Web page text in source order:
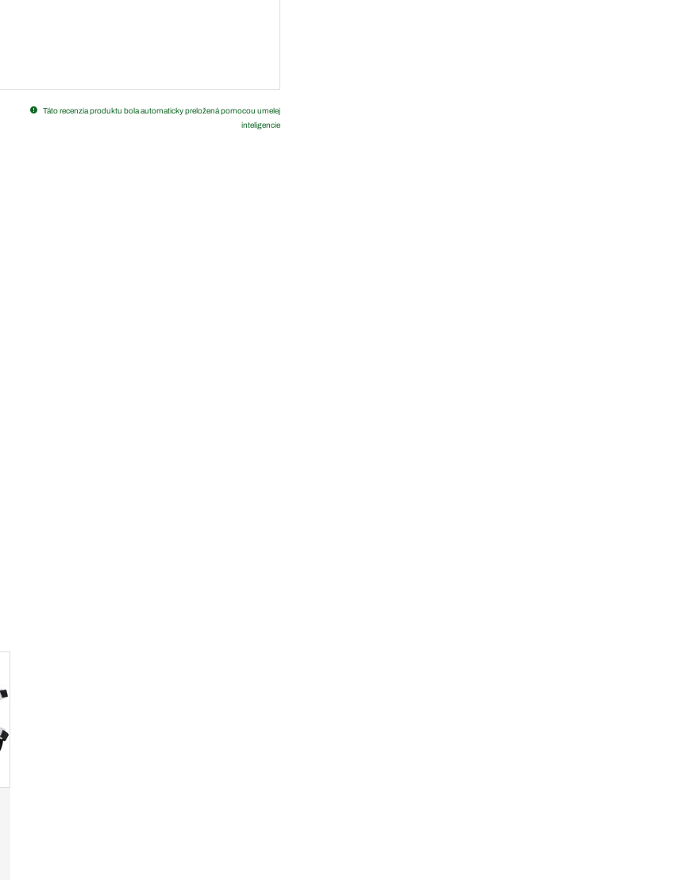
Táto recenzia produktu bola automaticky preložená pomocou umelej
inteligencie